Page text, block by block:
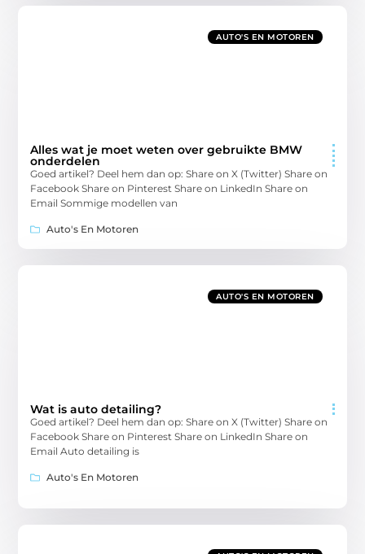
AUTO'S EN MOTOREN
Alles wat je moet weten over gebruikte BMW
onderdelen
Goed artikel? Deel hem dan op: Share on X (Twitter) Share on
Facebook Share on Pinterest Share on LinkedIn Share on
Email Sommige modellen van
Auto's En Motoren
AUTO'S EN MOTOREN
Wat is auto detailing?
Goed artikel? Deel hem dan op: Share on X (Twitter) Share on
Facebook Share on Pinterest Share on LinkedIn Share on
Email Auto detailing is
Auto's En Motoren